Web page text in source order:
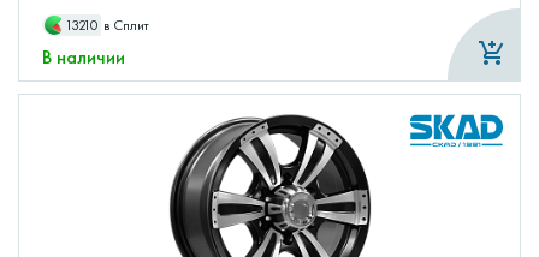
13210 в Сплит
В наличии